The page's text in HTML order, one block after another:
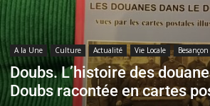
A la Une Culture Actualité Vie Locale Besançon
Doubs. L’histoire des
Doubs racontée en cartes